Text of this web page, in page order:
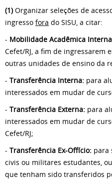
(1)Organizar seleções de
ingresso fora do SISU, a citar:
- Mobilidade Acadêmica
Cefet/RJ, a fim de ingressarem
outras unidades de ensino da
- Transferência Interna: para
interessados em mudar de
- Transferência Externa: para
interessados em mudar de
Cefet/RJ;
- Transferência Ex-Offício: para
civis ou militares estudantes,
que tenham sido transferidos